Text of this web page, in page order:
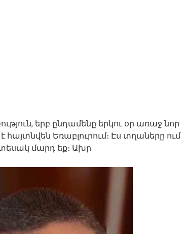
երբ ընդամենը երկու օր առաջ նոր
հայտնվեն Եռաբլուրում։ Էս տղաները ում
տեսակ մարդ եք։ Ախր